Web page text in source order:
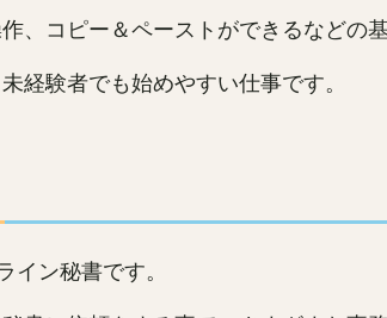
、コピー＆ペーストができるなどの
経験者でも始めやすい仕事です。
ン秘書です。